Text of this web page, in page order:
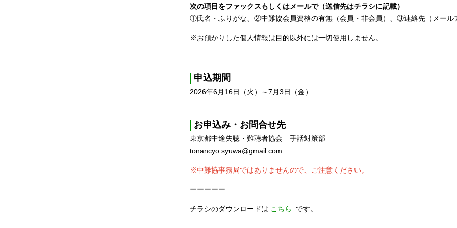
次の項目をファックスもしくはメールで（送信先はチラシに記載）
①氏名・ふりがな、②中難協会員資格の有無（会員・非会員） 、③連絡先（メール
※お預かりした個人情報は目的以外には一切使用しません。
申込期間
2026年6月16日（火）～7月3日（金）
お申込み・お問合せ先
東京都中途失聴・難聴者協会 手話対策部
tonancyo.syuwa@gmail.com
※中難協事務局ではありませんので、ご注意ください。
ーーーーー
チラシのダウンロードは こちら です。